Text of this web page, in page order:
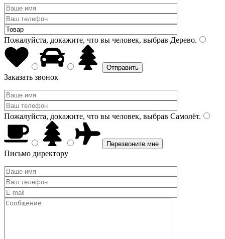
Пожалуйста, докажите, что вы человек, выбрав Дерево.
Заказать звонок
Пожалуйста, докажите, что вы человек, выбрав Самолёт.
Письмо директору